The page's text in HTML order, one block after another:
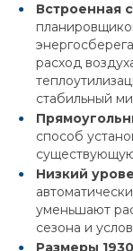
Встроенная
расход
стабильный
способ
Низкий
уменьшают
сезона и
Размеры